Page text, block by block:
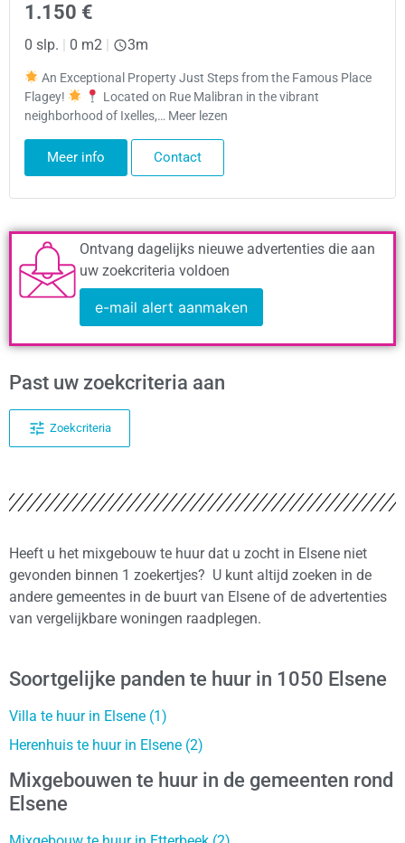
1.150 €
0 slp. | 0 m2 | 3m
An Exceptional Property Just Steps from the Famous Place
Flagey!
Located on Rue Malibran in the vibrant
neighborhood of Ixelles,… Meer lezen
Meer info Contact
Ontvang dagelijks nieuwe advertenties die aan
uw zoekcriteria voldoen
e-mail alert aanmaken
Past uw zoekcriteria aan
Zoekcriteria
Heeft u het mixgebouw te huur dat u zocht in Elsene niet
gevonden binnen 1 zoekertjes? U kunt altijd zoeken in de
andere gemeentes in de buurt van Elsene of de advertenties
van vergelijkbare woningen raadplegen.
Soortgelijke panden te huur in 1050 Elsene
Villa te huur in Elsene (1)
Herenhuis te huur in Elsene (2)
Mixgebouwen te huur in de gemeenten rond
Elsene